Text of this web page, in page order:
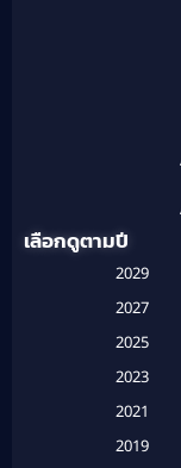
Based
เลือกดูตามปี
2029
2027
2025
2023
2021
2019